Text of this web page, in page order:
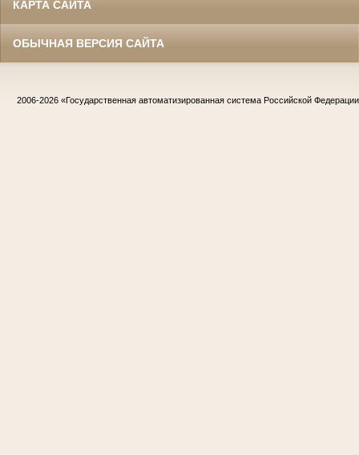
КАРТА САЙТА
ОБЫЧНАЯ ВЕРСИЯ САЙТА
2006-2026 «Государственная автоматизированная система Российской